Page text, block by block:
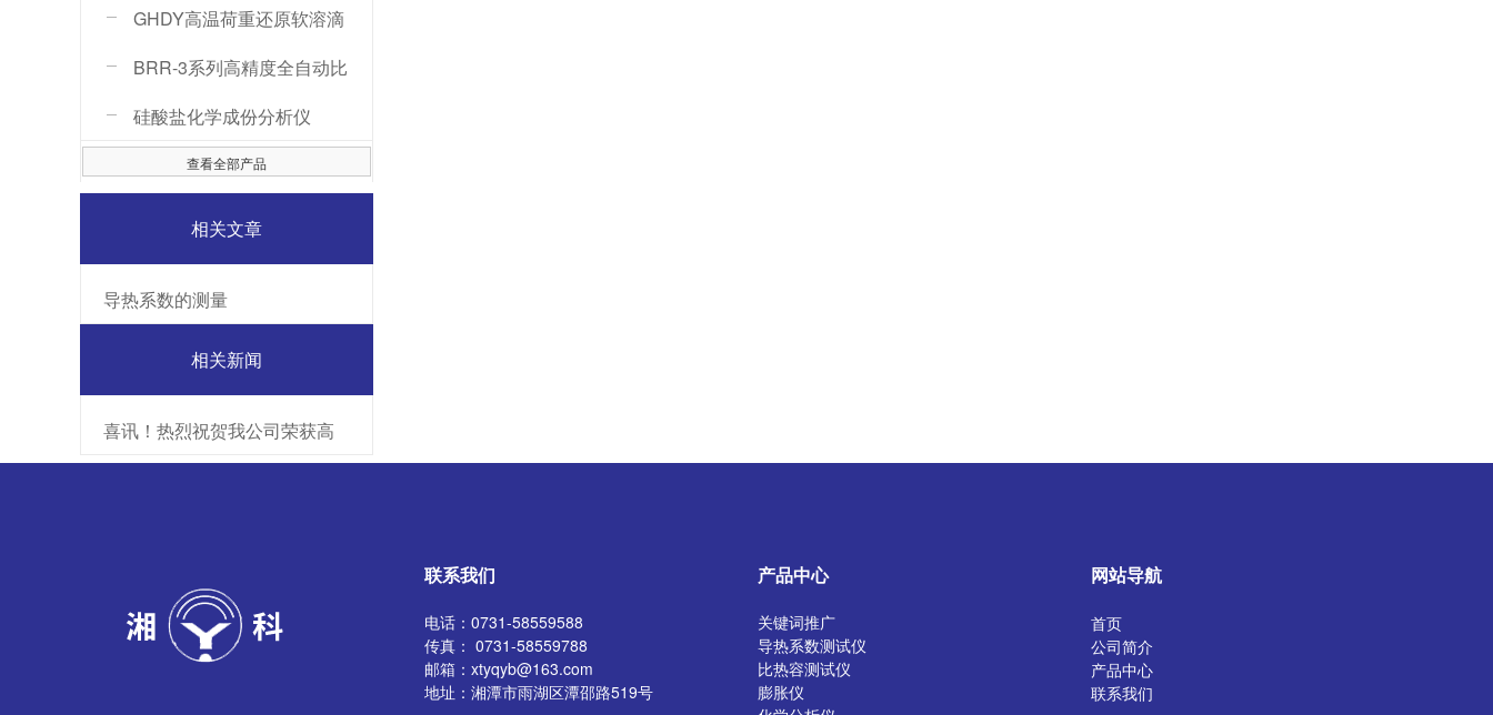
GHDY高温荷重还原软溶滴
落性能测定仪
BRR-3系列高精度全自动比
热容测试仪
硅酸盐化学成份分析仪
查看全部产品
相关文章
导热系数的测量
相关新闻
喜讯！热烈祝贺我公司荣获高
联系我们
电话：0731-58559588
传真： 0731-58559788
邮箱：xtyqyb@163.com
地址：湘潭市雨湖区潭邵路519号
产品中心
关键词推广
导热系数测试仪
比热容测试仪
膨胀仪
网站导航
首页
公司简介
产品中心
联系我们